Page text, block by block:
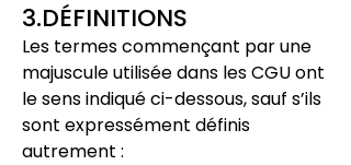
3.DÉFINITIONS
Les termes commençant par une
majuscule utilisée dans les CGU ont
le sens indiqué ci-dessous, sauf s’ils
sont expressément définis
autrement :